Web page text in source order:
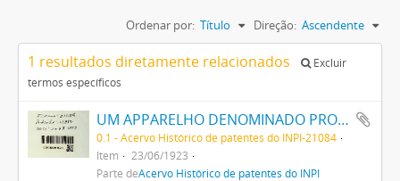
Ordenar por: Título Direção: Ascendente
1 resultados diretamente relacionados
Excluir
termos específicos
UM APPARELHO DENOMINADO PROCESSO PAULISTA PARA A SECCA DE CAFÉ EM QUINZE HORAS E APROVEITAMENTO DOS RESIDUOS PARA FINS INDUSTRIAES
0.1 - Acervo Histórico de patentes do INPI-21084
Item
23/06/1923
Parte deAcervo Histórico de patentes do INPI